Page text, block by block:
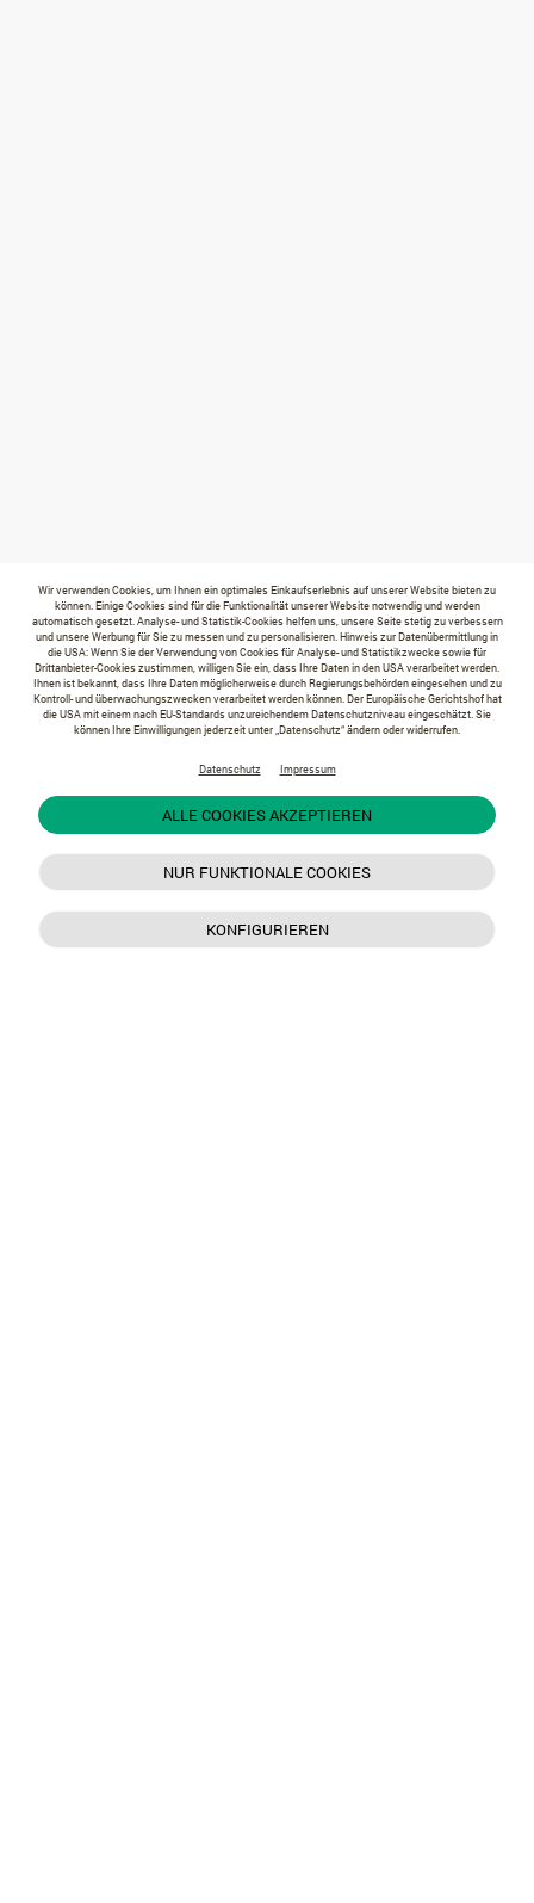
Wir verwenden Cookies, um Ihnen ein optimales Einkaufserlebnis auf unserer Website bieten zu
können. Einige Cookies sind für die Funktionalität unserer Website notwendig und werden
automatisch gesetzt. Analyse- und Statistik-Cookies helfen uns, unsere Seite stetig zu verbessern
und unsere Werbung für Sie zu messen und zu personalisieren. Hinweis zur Datenübermittlung in
die USA: Wenn Sie der Verwendung von Cookies für Analyse- und Statistikzwecke sowie für
Drittanbieter-Cookies zustimmen, willigen Sie ein, dass Ihre Daten in den USA verarbeitet werden.
Ihnen ist bekannt, dass Ihre Daten möglicherweise durch Regierungsbehörden eingesehen und zu
Kontroll- und überwachungszwecken verarbeitet werden können. Der Europäische Gerichtshof hat
die USA mit einem nach EU-Standards unzureichendem Datenschutzniveau eingeschätzt. Sie
können Ihre Einwilligungen jederzeit unter „Datenschutz“ ändern oder widerrufen.
Datenschutz Impressum
ALLE COOKIES AKZEPTIEREN
NUR FUNKTIONALE COOKIES
KONFIGURIEREN